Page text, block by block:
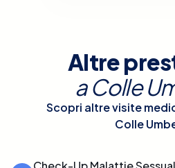
Altre
aColle
Scopri altre visite
Colle